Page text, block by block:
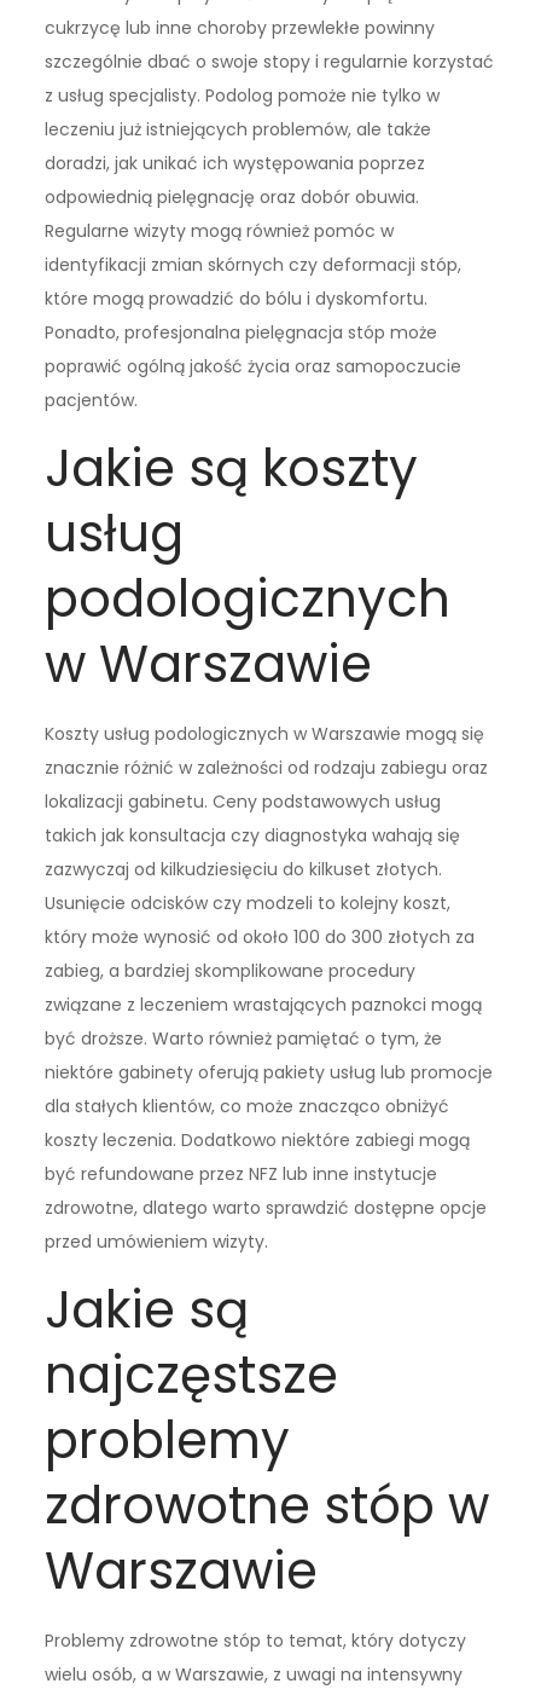
cukrzycę lub inne choroby przewlekłe powinny
szczególnie dbać o swoje stopy i regularnie korzystać
z usług specjalisty. Podolog pomoże nie tylko w
leczeniu już istniejących problemów, ale także
doradzi, jak unikać ich występowania poprzez
odpowiednią pielęgnację oraz dobór obuwia.
Regularne wizyty mogą również pomóc w
identyfikacji zmian skórnych czy deformacji stóp,
które mogą prowadzić do bólu i dyskomfortu.
Ponadto, profesjonalna pielęgnacja stóp może
poprawić ogólną jakość życia oraz samopoczucie
pacjentów.
Jakie są koszty
usług
podologicznych
w Warszawie
Koszty usług podologicznych w Warszawie mogą się
znacznie różnić w zależności od rodzaju zabiegu oraz
lokalizacji gabinetu. Ceny podstawowych usług
takich jak konsultacja czy diagnostyka wahają się
zazwyczaj od kilkudziesięciu do kilkuset złotych.
Usunięcie odcisków czy modzeli to kolejny koszt,
który może wynosić od około 100 do 300 złotych za
zabieg, a bardziej skomplikowane procedury
związane z leczeniem wrastających paznokci mogą
być droższe. Warto również pamiętać o tym, że
niektóre gabinety oferują pakiety usług lub promocje
dla stałych klientów, co może znacząco obniżyć
koszty leczenia. Dodatkowo niektóre zabiegi mogą
być refundowane przez NFZ lub inne instytucje
zdrowotne, dlatego warto sprawdzić dostępne opcje
przed umówieniem wizyty.
Jakie są
najczęstsze
problemy
zdrowotne stóp w
Warszawie
Problemy zdrowotne stóp to temat, który dotyczy
wielu osób, a w Warszawie, z uwagi na intensywny